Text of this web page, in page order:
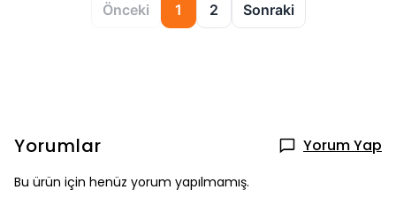
Önceki 1 2 Sonraki
Yorumlar Yorum Yap
Bu ürün için henüz yorum yapılmamış.